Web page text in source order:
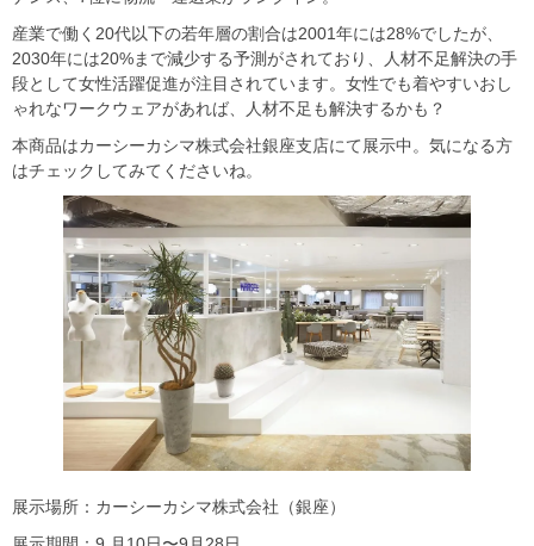
産業で働く20代以下の若年層の割合は2001年には28%でしたが、
2030年には20%まで減少する予測がされており、人材不足解決の手
段として女性活躍促進が注目されています。女性でも着やすいおし
ゃれなワークウェアがあれば、人材不足も解決するかも？
本商品はカーシーカシマ株式会社銀座支店にて展示中。気になる方
はチェックしてみてくださいね。
展示場所：カーシーカシマ株式会社（銀座）